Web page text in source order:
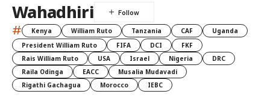
Wahadhiri
# Kenya William Ruto Tanzania CAF
Uganda
President William Ruto
FIFA DCI
FKF
Rais William Ruto
USA Israel Nigeria
DRC
Raila Odinga
EACC
Musalia Mudavadi
Rigathi Gachagua
Morocco IEBC